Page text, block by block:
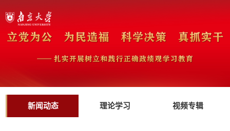
新闻动态 理论学习 视频专辑